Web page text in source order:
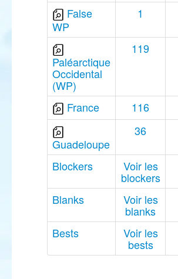
False
WP
1
Paléarctique
Occidental
(WP)
119
France 116
Guadeloupe
36
Blockers Voir les
blockers
Blanks Voir les
blanks
Bests
Voir les
bests